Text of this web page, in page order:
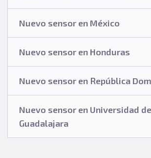
Nuevo sensor en México
Nuevo sensor en Honduras
Nuevo sensor en República
Nuevo sensor en Universidad de
Guadalajara